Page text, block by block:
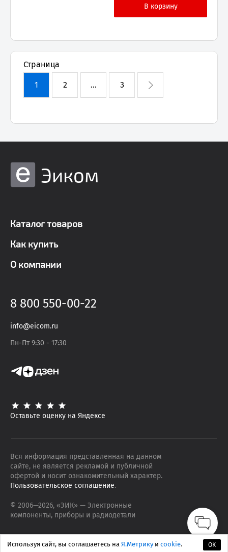
Страница
1 2 ... 3
Эиком
Каталог товаров
Как купить
О компании
8 800 550-00-22
info@eicom.ru
Пн-Пт 9:30 - 17:30
Оставьте оценку на Яндексе
Вся информация представленная на данном
сайте, не является рекламой и публичной
офертой и носит ознакомительный характер.
Пользовательское соглашение.
© 2006—2026, «ЭИК» — Электронные
компоненты, приборы и радиодетали
ОК
Используя сайт, вы соглашаетесь на Я.Метрику и cookie.